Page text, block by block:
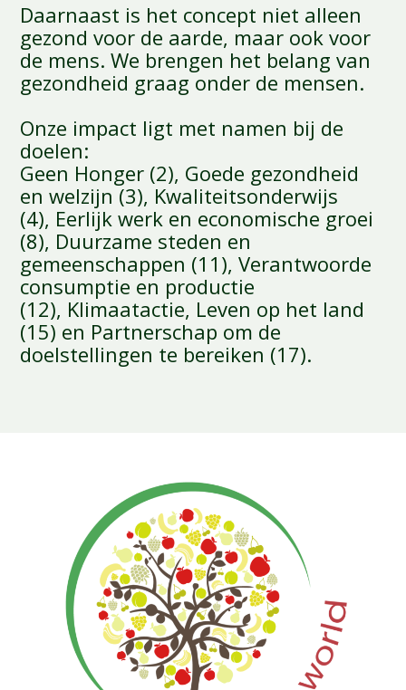
Daarnaast is het concept niet alleen
gezond voor de aarde, maar ook voor
de mens. We brengen het belang van
gezondheid graag onder de mensen.
Onze impact ligt met namen bij de
doelen:
Geen Honger (2), Goede gezondheid
en welzijn (3), Kwaliteitsonderwijs
(4), Eerlijk werk en economische groei
(8), Duurzame steden en
gemeenschappen (11), Verantwoorde
consumptie en productie
(12), Klimaatactie, Leven op het land
(15) en Partnerschap om de
doelstellingen te bereiken (17).